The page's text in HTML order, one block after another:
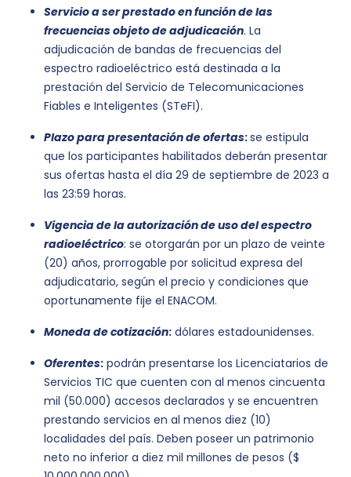
Servicio a ser prestado en función de las
frecuencias objeto de adjudicación. La
adjudicación de bandas de frecuencias del
espectro radioeléctrico está destinada a la
prestación del Servicio de Telecomunicaciones
Fiables e Inteligentes (STeFI).
Plazo para presentación de ofertas:se estipula
que los participantes habilitados deberán presentar
sus ofertas hasta el día 29 de septiembre de 2023 a
las 23:59 horas.
Vigencia de la autorización de uso del espectro
radioeléctrico: se otorgarán por un plazo de veinte
(20) años, prorrogable por solicitud expresa del
adjudicatario, según el precio y condiciones que
oportunamente fije el ENACOM.
Moneda de cotización: dólares estadounidenses.
Oferentes: podrán presentarse los Licenciatarios de
Servicios TIC que cuenten con al menos cincuenta
mil (50.000) accesos declarados y se encuentren
prestando servicios en al menos diez (10)
localidades del país. Deben poseer un patrimonio
neto no inferior a diez mil millones de pesos ($